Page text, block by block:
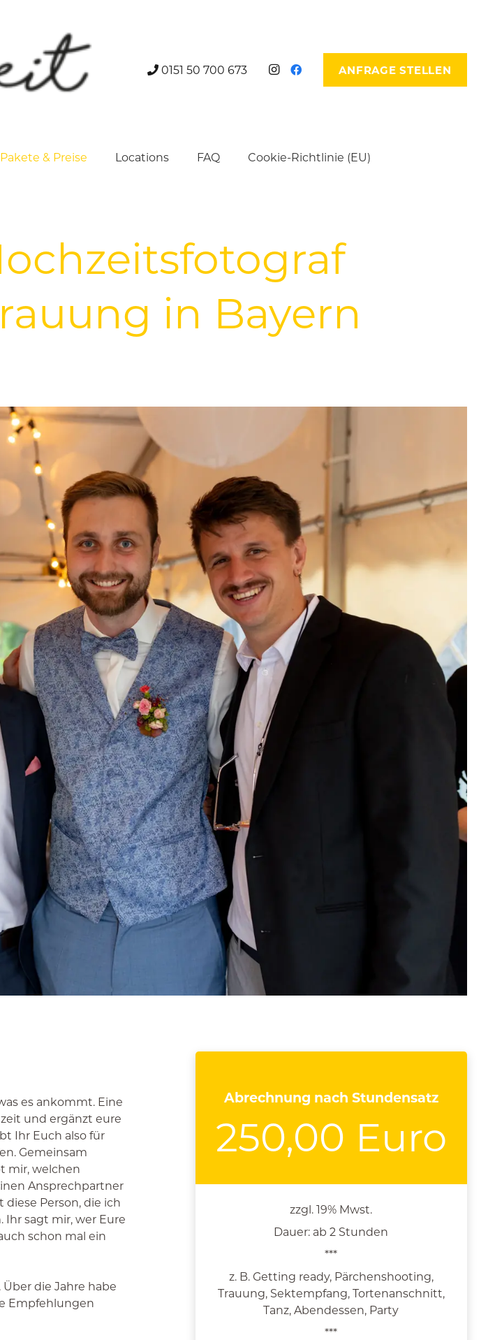
0151 50 700 673 ANFRAGE STELLEN
Pakete & Preise Locations FAQ Cookie-Richtlinie (EU)
in Bayern
es ankommt. Eine
und ergänzt eure
Ihr Euch also für
Gemeinsam
mir, welchen
Ansprechpartner
Person, die ich
sagt mir, wer Eure
schon mal ein
Über die Jahre habe
Empfehlungen
Abrechnung nach Stundensatz
250,00 Euro
zzgl. 19% Mwst.
Dauer: ab 2 Stunden
***
z. B. Getting ready, Pärchenshooting,
Trauung, Sektempfang, Tortenanschnitt,
Tanz, Abendessen, Party
***